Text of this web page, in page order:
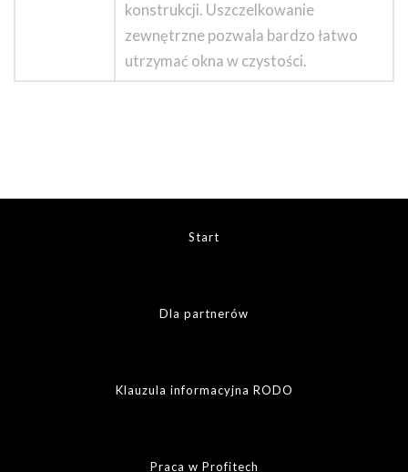
konstrukcji. Uszczelkowanie
zewnętrzne pozwala bardzo łatwo
utrzymać okna w czystości.
Start
Dla partnerów
Klauzula informacyjna RODO
Praca w Profitech